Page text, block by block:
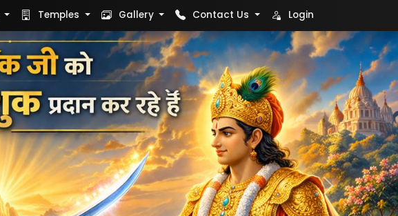
Temples Gallery Contact Us Login